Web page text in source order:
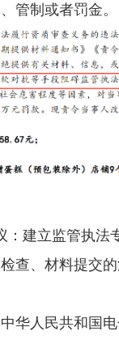
管制或者罚金。
：建立监管执法
查、材料提交
华人民共和国